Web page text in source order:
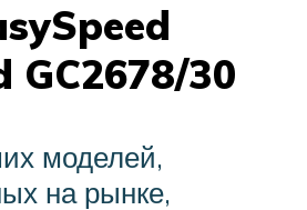
GC2678/30
моделей,
на рынке,